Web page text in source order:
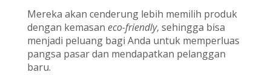
Mereka akan cenderung lebih memilih produk
dengan kemasan eco-friendly, sehingga bisa
menjadi peluang bagi Anda untuk memperluas
pangsa pasar dan mendapatkan pelanggan
baru.